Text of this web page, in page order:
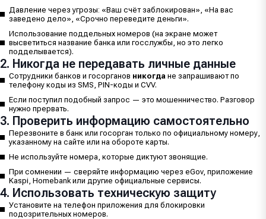
Давление через угрозы: «Ваш счёт заблокирован», «На вас
заведено дело», «Срочно переведите деньги».
Использование поддельных номеров (на экране может
высветиться название банка или госслужбы, но это легко
подделывается).
2. Никогда не передавать личные данные
Сотрудники банков и госорганов никогда не запрашивают по
телефону коды из SMS, PIN-коды и CVV.
Если поступил подобный запрос — это мошенничество. Разговор
нужно прервать.
3. Проверить информацию самостоятельно
Перезвоните в банк или госорган только по официальному номеру,
указанному на сайте или на обороте карты.
Не используйте номера, которые диктуют звонящие.
При сомнении — сверяйте информацию через eGov, приложение
Kaspi, Homebank или другие официальные сервисы.
4. Использовать техническую защиту
Установите на телефон приложения для блокировки
подозрительных номеров.